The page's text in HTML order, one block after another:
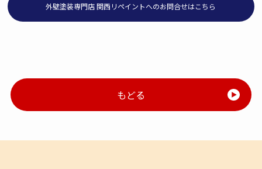
外壁塗装専門店 関西リペイントへのお問合せはこちら
もどる